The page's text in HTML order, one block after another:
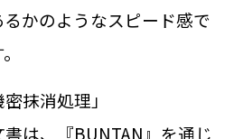
かのようなスピード感で
抹消処理」
は、『BUNTAN』を通じ